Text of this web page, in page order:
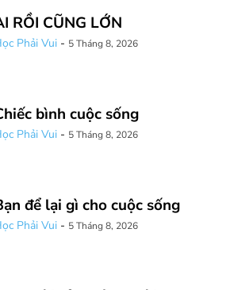
RỒI CŨNG LỚN
Phải Vui - 5 Tháng 8, 2026
bình cuộc sống
Phải Vui - 5 Tháng 8, 2026
để lại gì cho cuộc sống
Phải Vui - 5 Tháng 8, 2026